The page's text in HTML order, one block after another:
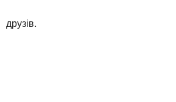
друзів.